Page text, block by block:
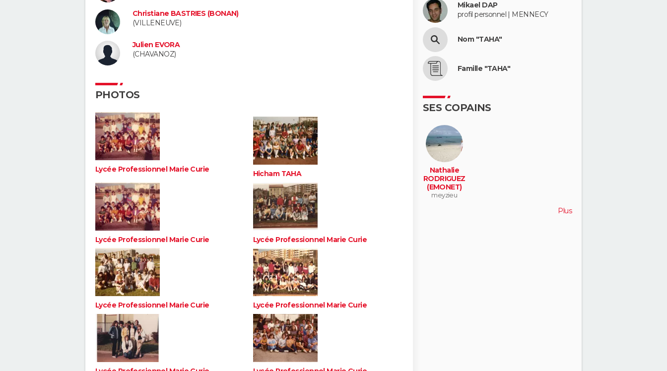
Christiane BASTRIES (BONAN)
(VILLENEUVE)
Julien EVORA
(CHAVANOZ)
PHOTOS
Lycée Professionnel Marie Curie Hicham TAHA
Lycée Professionnel Marie Curie Lycée Professionnel Marie Curie
Lycée Professionnel Marie Curie Lycée Professionnel Marie Curie
Mikael DAP
profil personnel | MENNECY
Nom "TAHA"
Famille "TAHA"
SES COPAINS
Nathalie
RODRIGUEZ
(EMONET)
meyzieu
Plus